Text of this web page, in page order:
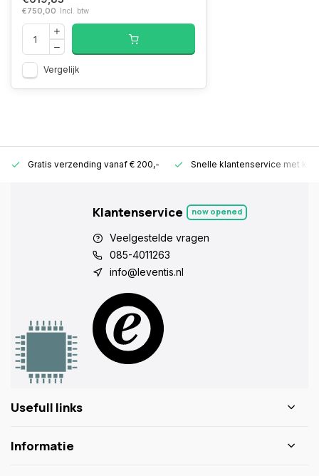
€750,00 Incl. btw
Vergelijk
Gratis verzending vanaf € 200,- Snelle klantenservice met
Klantenservice now opened
Veelgestelde vragen
085-4011263
info@leventis.nl
Usefull links
Informatie